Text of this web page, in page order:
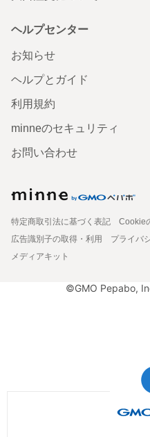
ヘルプセンター
お知らせ
ヘルプとガイド
利用規約
minneのセキュリティ
お問い合わせ
特定商取引法に基づく表記
Cookie
広告識別子の取得・利用
プライバ
メディアキット
©GMO Pepabo,